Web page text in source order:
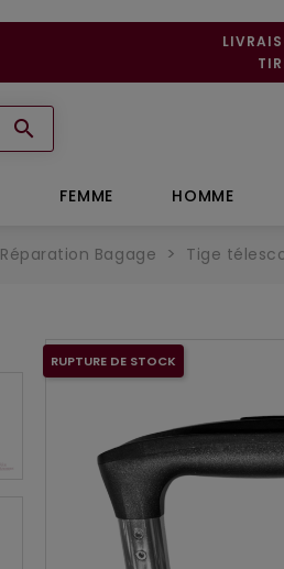
FEMME HOMME

Réparation Bagage Tige
RUPTURE DE STOCK